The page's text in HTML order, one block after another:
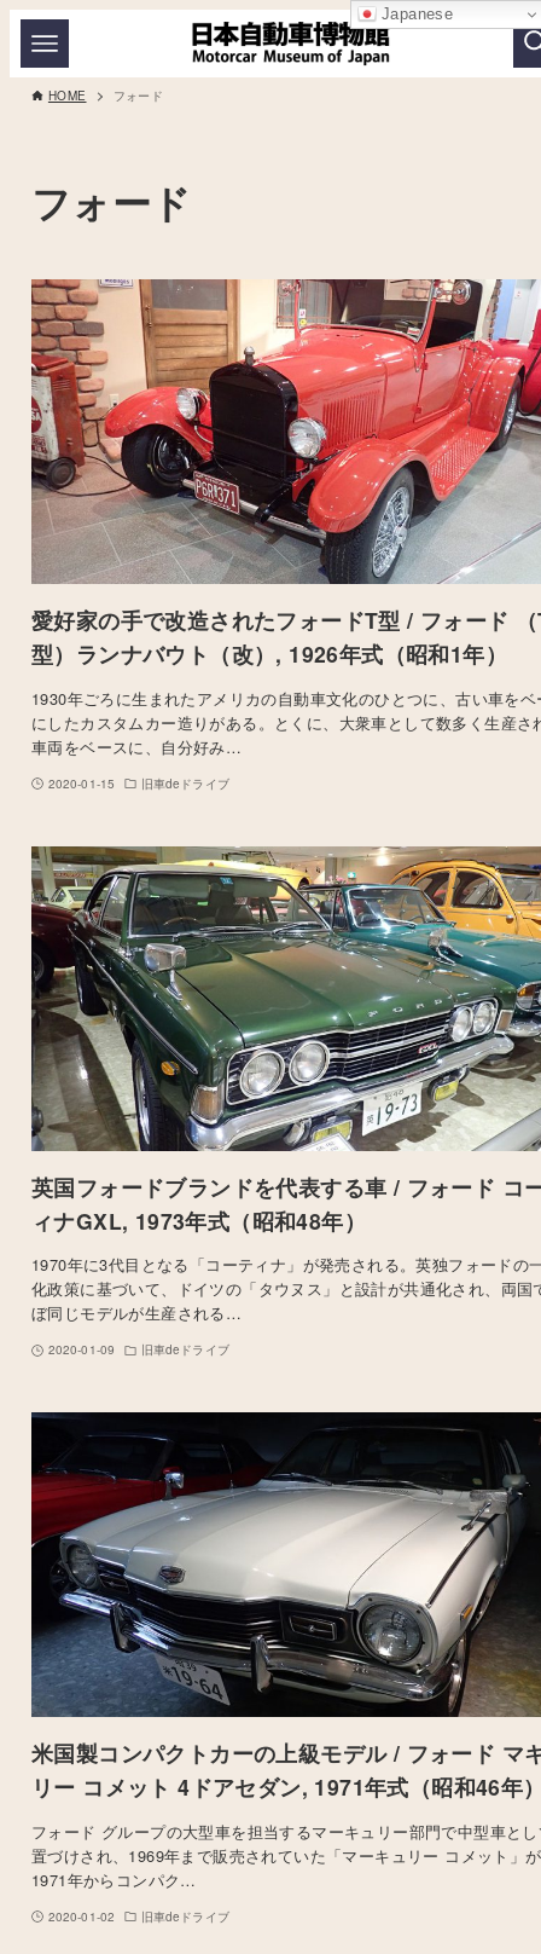
HOME フォード
フォード
愛好家の手で改造されたフォードT型 / フォード
型）ランナバウト（改）, 1926年式（昭和1年）
1930年ごろに生まれたアメリカの自動車文化のひとつに、古い車をベ
にしたカスタムカー造りがある。とくに、大衆車として数多く生産さ
車両をベースに、自分好み…
2020-01-15 旧車deドライブ
英国フォードブランドを代表する車 / フォード コ
ィナGXL, 1973年式（昭和48年）
1970年に3代目となる「コーティナ」が発売される。英独フォードの
化政策に基づいて、ドイツの「タウヌス」と設計が共通化され、両国
ぼ同じモデルが生産される…
2020-01-09 旧車deドライブ
米国製コンパクトカーの上級モデル / フォード マ
リー コメット 4ドアセダン, 1971年式（昭和46年
フォード グループの大型車を担当するマーキュリー部門で中型車と
置づけされ、1969年まで販売されていた「マーキュリー コメット」
1971年からコンパク…
2020-01-02 旧車deドライブ
Japanese